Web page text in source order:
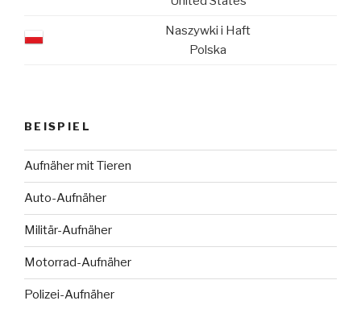
Naszywki i Haft
Polska
BEISPIEL
Aufnäher mit Tieren
Auto-Aufnäher
Militär-Aufnäher
Motorrad-Aufnäher
Polizei-Aufnäher